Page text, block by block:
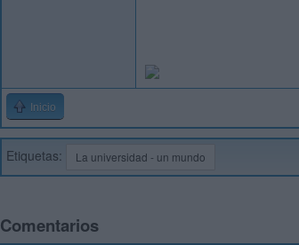
Inicio
Etiquetas: La universidad - un mundo
Comentarios